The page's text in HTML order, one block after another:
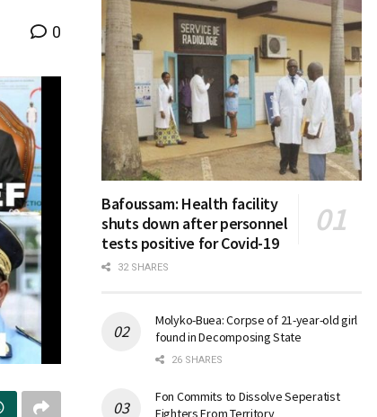
0
Bafoussam: Health facility
shuts down after personnel
tests positive for Covid-19
32 SHARES
Molyko-Buea: Corpse of 21-year-old girl
found in Decomposing State
26 SHARES
Fon Commits to Dissolve Seperatist
Fighters From Territory